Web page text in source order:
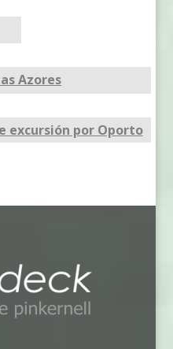
Azores
excursión por Oporto